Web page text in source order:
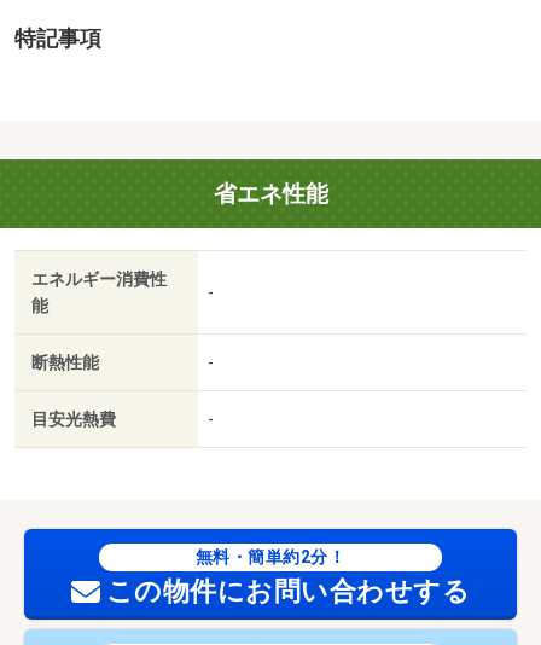
スーパー（860m）、コンビニ（600m）
地勢：他
特記事項
省エネ性能
エネルギー消費性
能
-
断熱性能 -
目安光熱費 -
無料・簡単約2分！
この物件にお問い合わせする